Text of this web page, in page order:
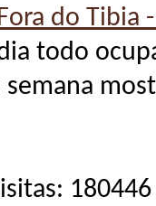
do Tibia
todo
180446